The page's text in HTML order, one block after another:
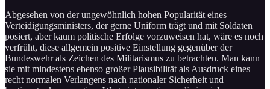
Abgesehen von der ungewöhnlich hohen Popularität eines
Verteidigungsministers, der gerne Uniform trägt und mit Soldaten
posiert, aber kaum politische Erfolge vorzuweisen hat, wäre es noch
verfrüht, diese allgemein positive Einstellung gegenüber der
Bundeswehr als Zeichen des Militarismus zu betrachten. Man kann
sie mit mindestens ebenso großer Plausibilität als Ausdruck eines
recht normalen Verlangens nach nationaler Sicherheit und